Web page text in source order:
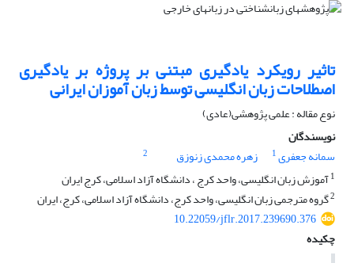
تاثیر رویکرد یادگیری مبتنی بر پروژه بر یادگیری
اصطلاحات زبان انگلیسی توسط زبان آموزان ایرانی
نوع مقاله : علمی پژوهشی(عادی)
نویسندگان
سمانه جعفری1 زهره محمدی زنوزق
2
1آموزش زبان انگلیسی، واحد کرج ، دانشگاه آزاد اسلامی، کرج ایران
2گروه مترجمی زبان انگلیسی، واحد کرج، دانشگاه آزاد اسلامی، کرج، ایران
10.22059/jflr.2017.239690.376
چکیده